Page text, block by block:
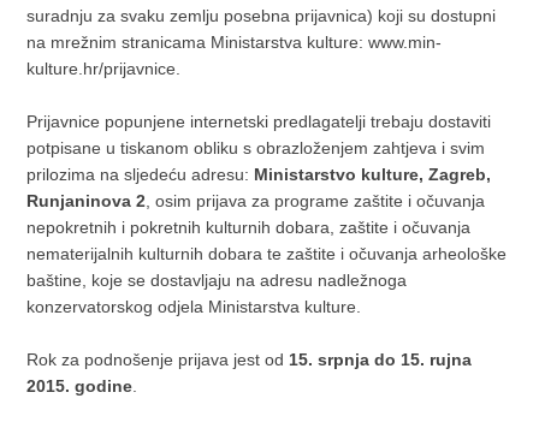
suradnju za svaku zemlju posebna prijavnica) koji su dostupni
na mrežnim stranicama Ministarstva kulture: www.min-
kulture.hr/prijavnice.
Prijavnice popunjene internetski predlagatelji trebaju dostaviti
potpisane u tiskanom obliku s obrazloženjem zahtjeva i svim
prilozima na sljedeću adresu: Ministarstvo kulture, Zagreb,
Runjaninova 2 , osim prijava za programe zaštite i očuvanja
nepokretnih i pokretnih kulturnih dobara, zaštite i očuvanja
nematerijalnih kulturnih dobara te zaštite i očuvanja arheološke
baštine, koje se dostavljaju na adresu nadležnoga
konzervatorskog odjela Ministarstva kulture.
Rok za podnošenje prijava jest od 15. srpnja do 15. rujna
2015. godine